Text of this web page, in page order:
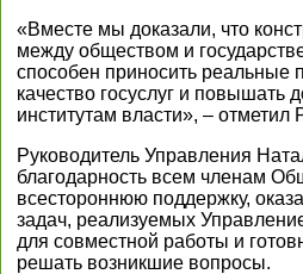
«Вместе мы доказали, что
между обществом и
способен приносить
качество госуслуг и повышать
институтам власти», – отметил
Руководитель Управления
благодарность всем членам
всестороннюю поддержку,
задач, реализуемых
для совместной работы и
решать возникшие вопросы.